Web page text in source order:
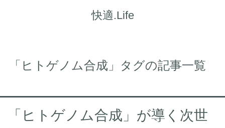
快適.Life
「ヒトゲノム合成」タグの記事一覧
「ヒトゲノム合成」が導く次世